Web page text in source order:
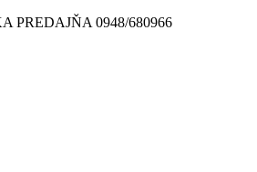
PREDAJŇA 0948/680966